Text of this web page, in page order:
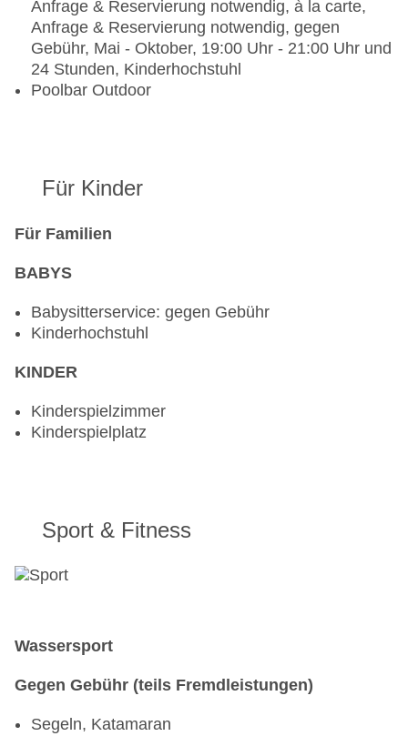
Anfrage & Reservierung notwendig, à la carte,
Anfrage & Reservierung notwendig, gegen
Gebühr, Mai - Oktober, 19:00 Uhr - 21:00 Uhr und
24 Stunden, Kinderhochstuhl
Poolbar Outdoor
Für Kinder
Für Familien
BABYS
Babysitterservice: gegen Gebühr
Kinderhochstuhl
KINDER
Kinderspielzimmer
Kinderspielplatz
Sport & Fitness
Wassersport
Gegen Gebühr (teils Fremdleistungen)
Segeln, Katamaran